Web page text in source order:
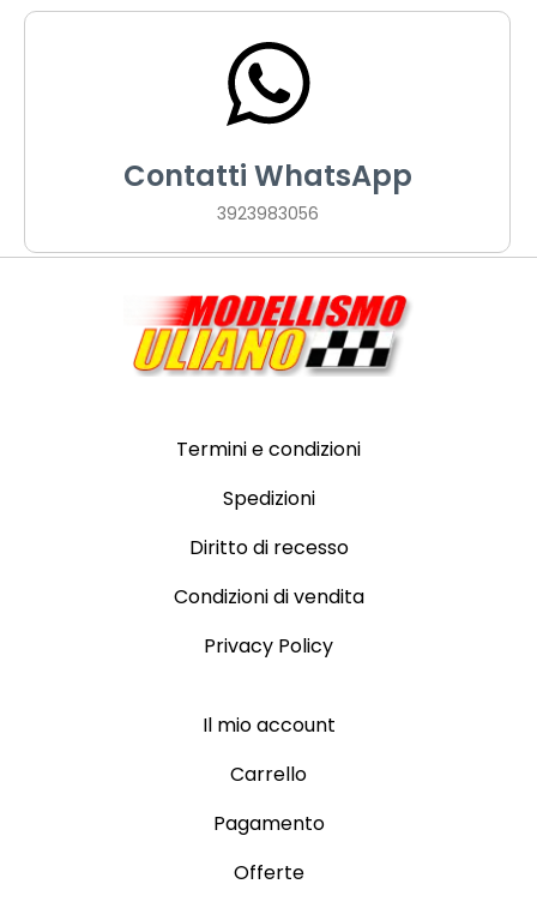
Contatti WhatsApp
3923983056
Termini e condizioni
Spedizioni
Diritto di recesso
Condizioni di vendita
Privacy Policy
Il mio account
Carrello
Pagamento
Offerte